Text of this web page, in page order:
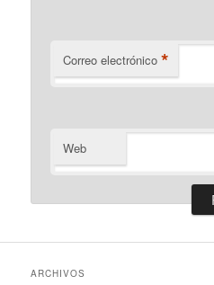
Correo electrónico *
Web
ARCHIVOS